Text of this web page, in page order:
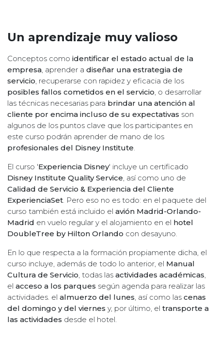
Un aprendizaje muy valioso
Conceptos como identificar el estado actual de la
empresa, aprender a diseñar una estrategia de
servicio, recuperarse con rapidez y eficacia de los
posibles fallos cometidos en el servicio, o desarrollar
las técnicas necesarias para brindar una atención al
cliente por encima incluso de su expectativas son
algunos de los puntos clave que los participantes en
este curso podrán aprender de mano de los
profesionales del Disney Institute.
El curso 'Experiencia Disney' incluye un certificado
Disney Institute Quality Service, así como uno de
Calidad de Servicio & Experiencia del Cliente
ExperienciaSet. Pero eso no es todo: en el paquete del
curso también está incluido el avión Madrid-Orlando-
Madrid en vuelo regular y el alojamiento en el hotel
DoubleTree by Hilton Orlando con desayuno.
En lo que respecta a la formación propiamente dicha, el
curso incluye, además de todo lo anterior, el Manual
Cultura de Servicio, todas las actividades académicas,
el acceso a los parques según agenda para realizar las
actividades. el almuerzo del lunes, así como las cenas
del domingo y del viernes y, por último, el transporte a
las actividades desde el hotel.